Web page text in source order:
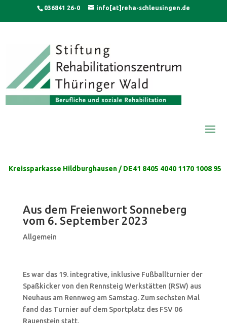
content
036841 26-0 info[at]reha-schleusingen.de
Kreissparkasse Hildburghausen / DE41 8405 4040 1170 1008 95
Aus dem Freienwort Sonneberg
vom 6. September 2023
Allgemein
Es war das 19. integrative, inklusive Fußballturnier der
Spaßkicker von den Rennsteig Werkstätten (RSW) aus
Neuhaus am Rennweg am Samstag. Zum sechsten Mal
fand das Turnier auf dem Sportplatz des FSV 06
Rauenstein statt.
modal-check